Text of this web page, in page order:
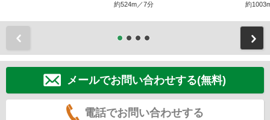
約524m／7分 約
メールでお問い合わせする(無料)
電話でお問い合わせする